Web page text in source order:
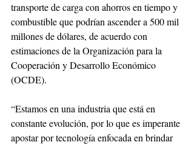
transporte de carga con ahorros en tiempo y
combustible que podrían ascender a 500 mil
millones de dólares, de acuerdo con
estimaciones de la Organización para la
Cooperación y Desarrollo Económico
(OCDE).
“Estamos en una industria que está en
constante evolución, por lo que es imperante
apostar por tecnología enfocada en brindar